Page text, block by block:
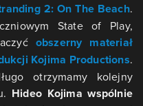
2: On The Beach.
State of Play,
obszerny materiał
Kojima Productions.
otrzymamy kolejny
Hideo Kojima wspólnie